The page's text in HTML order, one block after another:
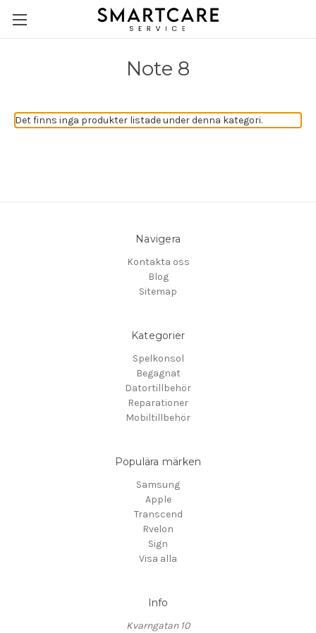
Note 8
Det finns inga produkter listade under denna kategori.
Navigera
Kontakta oss
Blog
Sitemap
Kategorier
Spelkonsol
Begagnat
Datortillbehör
Reparationer
Mobiltillbehör
Populära märken
Samsung
Apple
Transcend
Rvelon
Sign
Visa alla
Info
Kvarngatan 10